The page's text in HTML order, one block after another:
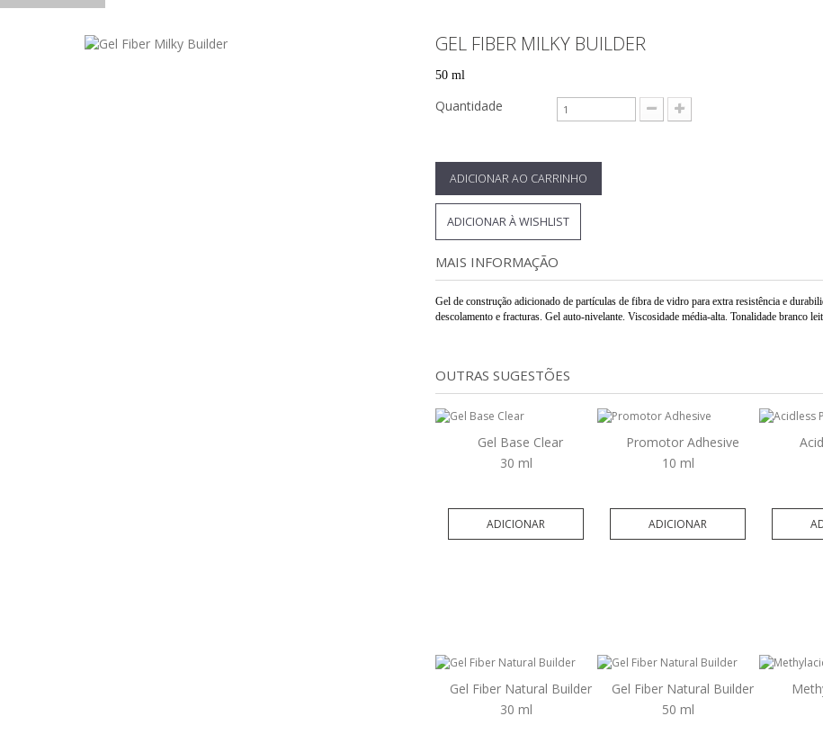
GEL FIBER MILKY BUILDER
50 ml
Quantidade
ADICIONAR AO CARRINHO
ADICIONAR À WISHLIST
MAIS INFORMAÇÃO
Gel de construção adicionado de partículas de fibra de vidro para extra resistência e
descolamento e fracturas. Gel auto-nivelante. Viscosidade média-alta. Tonalidade branco
OUTRAS SUGESTÕES
Gel Base Clear
30 ml
ADICIONAR
Promotor Adhesive
10 ml
ADICIONAR
Gel Fiber Natural Builder
30 ml
Gel Fiber Natural Builder
50 ml